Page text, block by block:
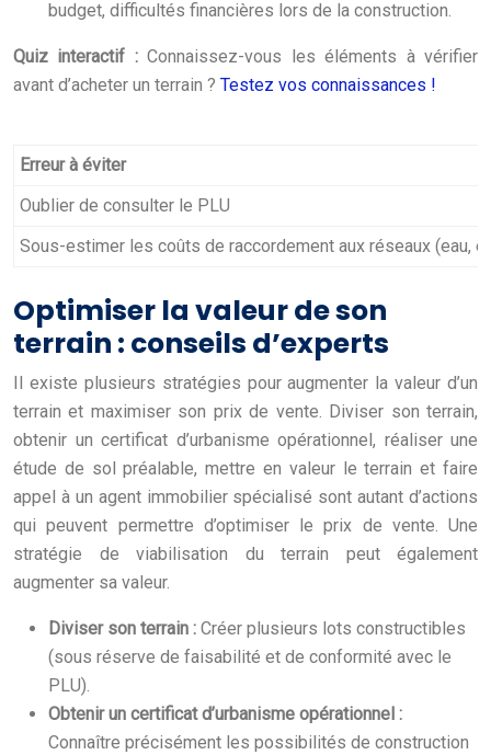
budget, difficultés financières lors de la construction.
Quiz interactif :Connaissez-vous les éléments à vérifier
avant d’acheter un terrain ? Testez vos connaissances !
Erreur à éviter
Oublier de consulter le PLU
Sous-estimer les coûts de raccordement aux réseaux (eau,
Optimiser la valeur de son
terrain : conseils d’experts
Il existe plusieurs stratégies pour augmenter la valeur d’un
terrain et maximiser son prix de vente. Diviser son terrain,
obtenir un certificat d’urbanisme opérationnel, réaliser une
étude de sol préalable, mettre en valeur le terrain et faire
appel à un agent immobilier spécialisé sont autant d’actions
qui peuvent permettre d’optimiser le prix de vente. Une
stratégie de viabilisation du terrain peut également
augmenter sa valeur.
Diviser son terrain : Créer plusieurs lots constructibles
(sous réserve de faisabilité et de conformité avec le
PLU).
Obtenir un certificat d’urbanisme opérationnel :
Connaître précisément les possibilités de construction